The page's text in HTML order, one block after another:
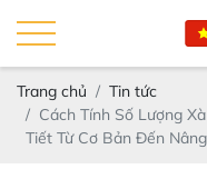
Trang chủ
Tin tức
Cách Tính Số Lượng
Tiết Từ Cơ Bản Đến